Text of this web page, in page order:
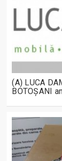
(A) LUCA
BOTOȘANI